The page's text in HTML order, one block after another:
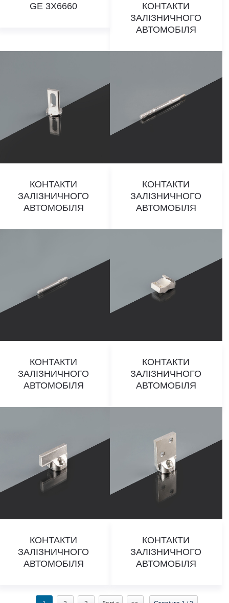
GE 3X6660
КОНТАКТИ
ЗАЛІЗНИЧНОГО
АВТОМОБІЛЯ
КОНТАКТИ
ЗАЛІЗНИЧНОГО
АВТОМОБІЛЯ
КОНТАКТИ
ЗАЛІЗНИЧНОГО
АВТОМОБІЛЯ
КОНТАКТИ
ЗАЛІЗНИЧНОГО
АВТОМОБІЛЯ
КОНТАКТИ
ЗАЛІЗНИЧНОГО
АВТОМОБІЛЯ
КОНТАКТИ
ЗАЛІЗНИЧНОГО
АВТОМОБІЛЯ
КОНТАКТИ
ЗАЛІЗНИЧНОГО
АВТОМОБІЛЯ